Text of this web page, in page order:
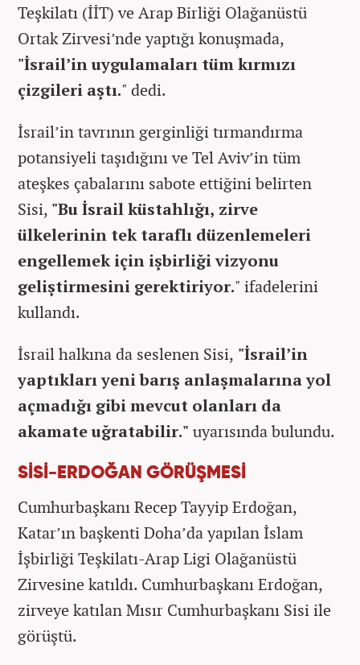
Teşkilatı (İİT) ve Arap Birliği Olağanüstü
Ortak Zirvesi’nde yaptığı konuşmada,
"İsrail’in uygulamaları tüm kırmızı
çizgileri aştı." dedi.
İsrail’in tavrının gerginliği tırmandırma
potansiyeli taşıdığını ve Tel Aviv’in tüm
ateşkes çabalarını sabote ettiğini belirten
Sisi, "Bu İsrail küstahlığı, zirve
ülkelerinin tek taraflı düzenlemeleri
engellemek için işbirliği vizyonu
geliştirmesini gerektiriyor." ifadelerini
kullandı.
İsrail halkına da seslenen Sisi, "İsrail’in
yaptıkları yeni barış anlaşmalarına yol
açmadığı gibi mevcut olanları da
akamate uğratabilir." uyarısında bulundu.
SİSİ-ERDOĞAN GÖRÜŞMESİ
Cumhurbaşkanı Recep Tayyip Erdoğan,
Katar’ın başkenti Doha’da yapılan İslam
İşbirliği Teşkilatı-Arap Ligi Olağanüstü
Zirvesine katıldı. Cumhurbaşkanı Erdoğan,
zirveye katılan Mısır Cumhurbaşkanı Sisi ile
görüştü.